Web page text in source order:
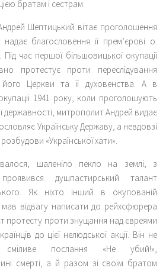
братам і сестрам.
Шептицький вітає проголошення
благословення її прем’єрові о.
час першої більшовицької окупації
протестує проти переслідування
його Церкви та її духовенства. А в
1941 року, коли проголошують
державності, митрополит Андрей видає
Українську Державу, а невдовзі
«Української хати».
шаленіло пекло на землі, з
душпастирський талант
Як ніхто інший в окупованій
відвагу написати до рейхсфюрера
протесту проти знущання над євреями
до цієї нелюдської акції. Він не
послання «Не убий!»,
смерті, а й разом зі своїм братом